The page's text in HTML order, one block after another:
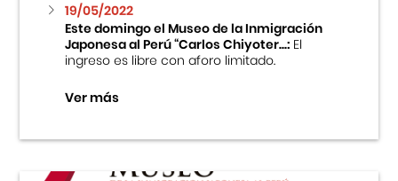
19/05/2022
Este domingo el Museo de la Inmigración
Japonesa al Perú “Carlos Chiyoter...:El
ingreso es libre con aforo limitado.
Ver más